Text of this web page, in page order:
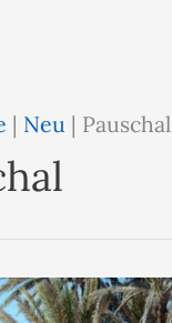
| Neu | Pauschal